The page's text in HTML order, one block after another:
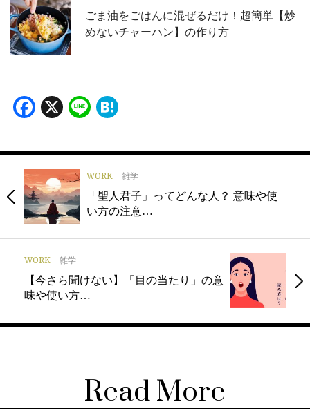
ごま油をごはんに混ぜるだけ！超簡単【炒
めないチャーハン】の作り方
Facebook
X Line
WORK 雑学
「聖人君子」ってどんな人？ 意味や使
い方の注意…
WORK 雑学
【今さら聞けない】「目の当たり」の意
味や使い方…
Read More